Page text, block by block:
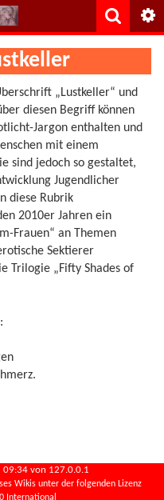
„Lustkeller“ und
diesen Begriff können
Jargon enthalten und
mit einem
sind jedoch so gestaltet,
Jugendlicher
diese Rubrik
2010er Jahren ein
Frauen“ an Themen
Sektierer
Trilogie „Fifty Shades of
09:34 von 127.0.0.1
Wikis unter der folgenden Lizenz
International